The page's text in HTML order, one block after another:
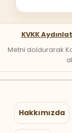
KVKK
Metni doldurarak
Hakkımızda